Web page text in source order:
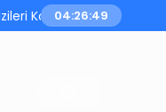
Yönetmeliği
04:26:50